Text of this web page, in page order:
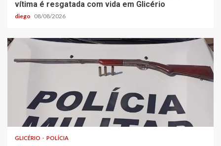
vítima é resgatada com vida em Glicério
diego 08/08/2026
GLICÉRIO POLÍCIA